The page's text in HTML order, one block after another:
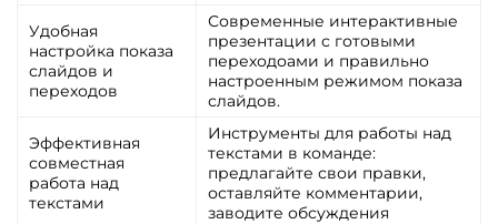
Удобная
настройка показа
слайдов и
переходов
Современные интерактивные
презентации с готовыми
переходоами и правильно
настроенным режимом показа
слайдов.
Эффективная
совместная
работа над
текстами
Инструменты для работы над
текстами в команде:
предлагайте свои правки,
оставляйте комментарии,
заводите обсуждения